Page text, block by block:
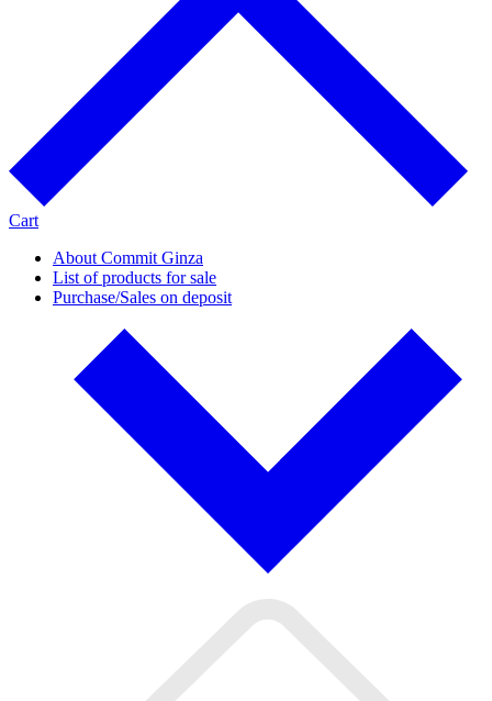
Cart
About Commit Ginza
List of products for sale
Purchase/Sales on deposit